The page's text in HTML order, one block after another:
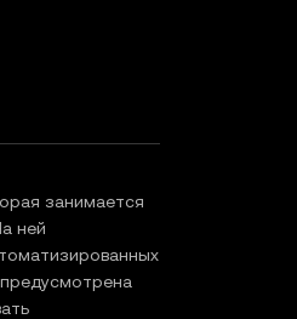
занимается
ней